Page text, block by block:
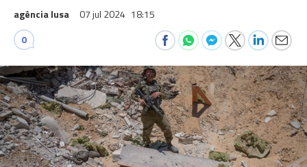
agência lusa 07 jul 2024 18:15
0